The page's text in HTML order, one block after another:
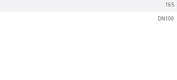
DN100
165